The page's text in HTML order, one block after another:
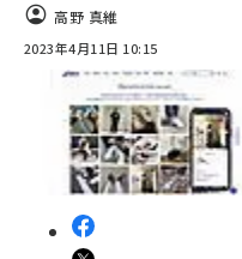
高野 真維
2023年4月11日 10:15